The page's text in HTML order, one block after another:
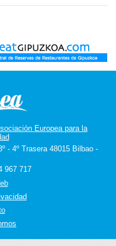
Europea para la
- 4º Trasera 48015 Bilbao -
967 717